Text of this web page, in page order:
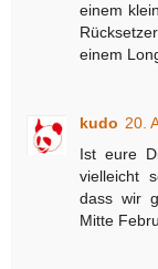
einem
einem
kudo 20.
Ist eure
vielleicht
dass wir
Mitte